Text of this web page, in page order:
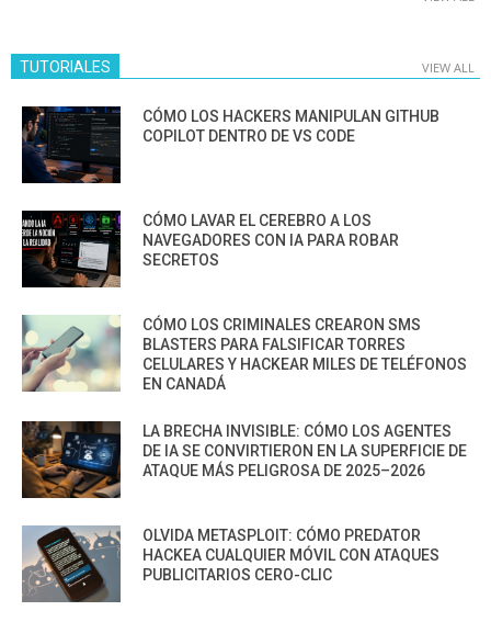
TUTORIALES VIEW ALL
CÓMO LOS HACKERS MANIPULAN GITHUB
COPILOT DENTRO DE VS CODE
CÓMO LAVAR EL CEREBRO A LOS
NAVEGADORES CON IA PARA ROBAR
SECRETOS
CÓMO LOS CRIMINALES CREARON SMS
BLASTERS PARA FALSIFICAR TORRES
CELULARES Y HACKEAR MILES DE TELÉFONOS
EN CANADÁ
LA BRECHA INVISIBLE: CÓMO LOS AGENTES
DE IA SE CONVIRTIERON EN LA SUPERFICIE DE
ATAQUE MÁS PELIGROSA DE 2025–2026
OLVIDA METASPLOIT: CÓMO PREDATOR
HACKEA CUALQUIER MÓVIL CON ATAQUES
PUBLICITARIOS CERO-CLIC